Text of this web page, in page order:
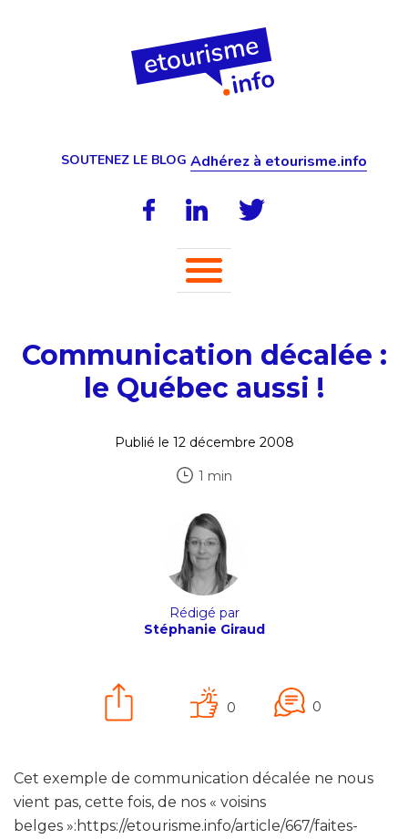
SOUTENEZ LE BLOG Adhérez à etourisme.info
Communication décalée :
le Québec aussi !
Publié le 12 décembre 2008
1 min
Rédigé par
Stéphanie Giraud
0 0
Cet exemple de communication décalée ne nous
vient pas, cette fois, de nos « voisins
belges »:https://etourisme.info/article/667/faites-